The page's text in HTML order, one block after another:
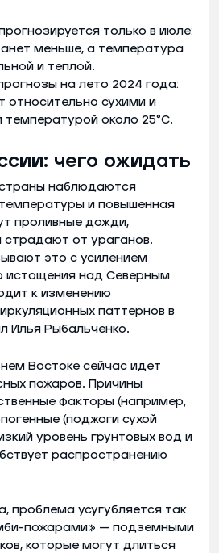
только в июле:
меньше, а температура
и теплой.
на лето 2024 года:
относительно сухими и
температурой около 25°C.
чего ожидать
наблюдаются
и повышенная
проливные дожди,
страдают от ураганов.
это с усилением
истощения над Северным
к изменению
паттернов в
Илья Рыбальченко.
Востоке сейчас идет
пожаров. Причины
факторы (например,
(поджоги сухой
уровень грунтовых вод и
распространению
проблема усугубляется так
пожарами» — подземными
которые могут длиться